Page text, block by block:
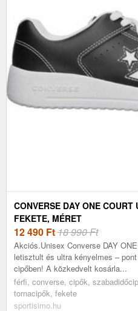
CONVERSE DAY ONE COURT
FEKETE, MÉRET
12 490 Ft18 990 Ft
Akciós.Unisex Converse DAY
letisztult és ultra kényelmes –
cipőben! A közkedvelt kosárla...
férfi, converse, cipők,
tornacipők, fekete
sportisimo.hu